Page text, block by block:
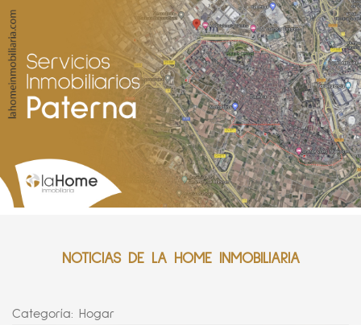
NOTICIAS DE LA HOME INMOBILIARIA
Categoría: Hogar